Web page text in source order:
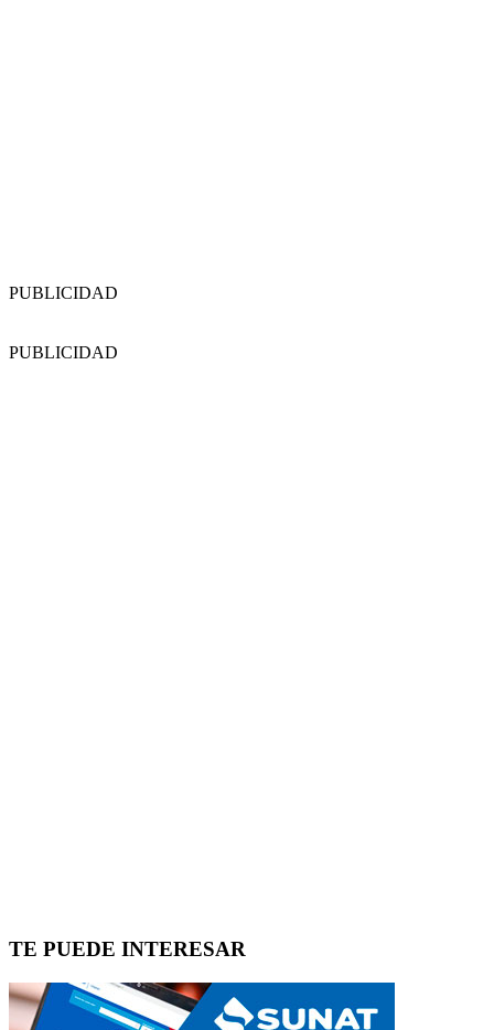
PUBLICIDAD
PUBLICIDAD
TE PUEDE INTERESAR